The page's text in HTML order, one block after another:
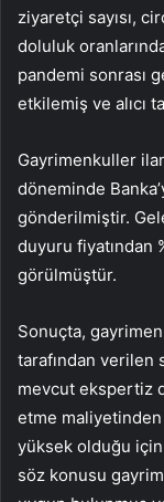
ziyaretçi sayısı,
doluluk
pandemi sonrası
etkilemiş ve alıcı
Gayrimenkuller
döneminde
gönderilmiştir.
duyuru fiyatından
görülmüştür.
Sonuçta,
tarafından verilen
mevcut ekspertiz
etme
yüksek olduğu
söz konusu